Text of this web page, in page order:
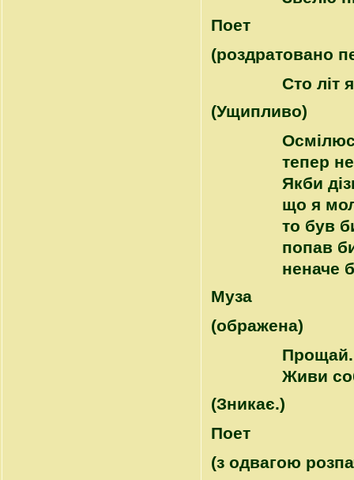
Поет
(роздратовано
Сто літ
(Ущипливо)
тепер
Якби
що я
то був
попав
неначе
Муза
(ображена)
Прощай.
Живи
(Зникає.)
Поет
(з одвагою